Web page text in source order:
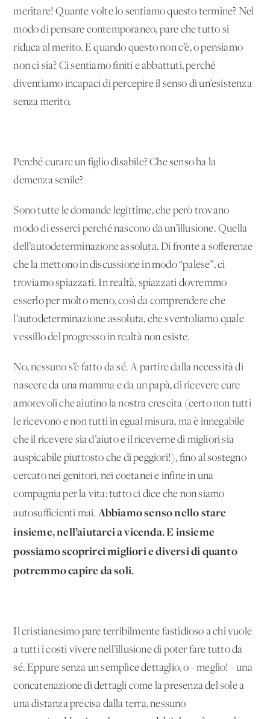
meritare! Quante volte lo sentiamo questo termine? Nel
modo di pensare contemporaneo, pare che tutto si
riduca al merito. E quando questo non c’è, o pensiamo
non ci sia? Ci sentiamo finiti e abbattuti, perché
diventiamo incapaci di percepire il senso di un’esistenza
senza merito.
Perché curare un figlio disabile? Che senso ha la
demenza senile?
Sono tutte le domande legittime, che però trovano
modo di esserci perché nascono da un’illusione. Quella
dell’autodeterminazione assoluta. Di fronte a sofferenze
che la mettono in discussione in modo “palese”, ci
troviamo spiazzati. In realtà, spiazzati dovremmo
esserlo per molto meno, così da comprendere che
l’autodeterminazione assoluta, che sventoliamo quale
vessillo del progresso in realtà non esiste.
No, nessuno s’è fatto da sé. A partire dalla necessità di
nascere da una mamma e da un papà, di ricevere cure
amorevoli che aiutino la nostra crescita (certo non tutti
le ricevono e non tutti in egual misura, ma è innegabile
che il ricevere sia d’aiuto e il riceverne di migliori sia
auspicabile piuttosto che di peggiori!), fino al sostegno
cercato nei genitori, nei coetanei e infine in una
compagnia per la vita: tutto ci dice che non siamo
autosufficienti mai. Abbiamo senso nello stare
insieme, nell’aiutarci a vicenda. E insieme
possiamo scoprirci migliori e diversi di quanto
potremmo capire da soli.
Il cristianesimo pare terribilmente fastidioso a chi vuole
a tutti i costi vivere nell’illusione di poter fare tutto da
sé. Eppure senza un semplice dettaglio, o - meglio! - una
concatenazione di dettagli come la presenza del sole a
una distanza precisa dalla terra, nessuno